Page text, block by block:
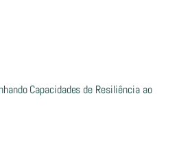
Capacidades de Resiliência ao